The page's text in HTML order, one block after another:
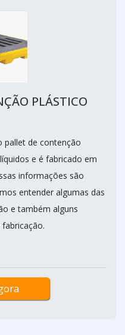
PLÁSTICO
pallet de contenção
e é fabricado em
informações são
entender algumas das
e também alguns